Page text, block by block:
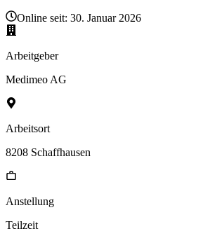
Online seit: 30. Januar 2026
Arbeitgeber
Medimeo AG
Arbeitsort
8208 Schaffhausen
Anstellung
Teilzeit